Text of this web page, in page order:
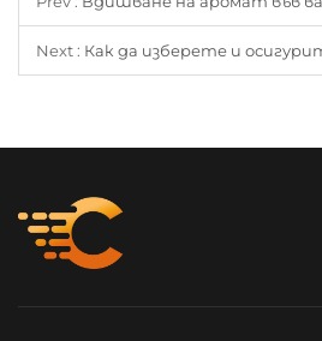
Next : Как да изберете и осигурите бутилки за сосове: